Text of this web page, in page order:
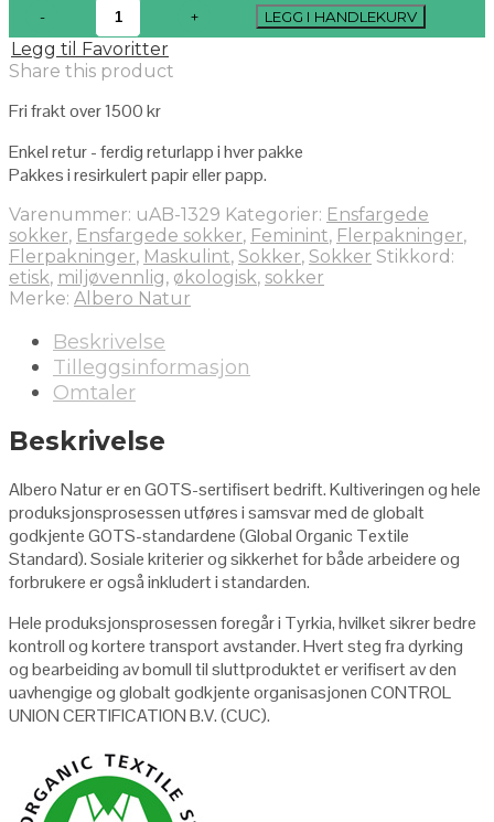
LEGG I HANDLEKURV
Legg til Favoritter
Share this product
Fri frakt over 1500 kr
Enkel retur - ferdig returlapp i hver pakke
Pakkes i resirkulert papir eller papp.
Varenummer: uAB-1329 Kategorier: Ensfargede
sokker, Ensfargede sokker, Feminint, Flerpakninger,
Flerpakninger, Maskulint, Sokker, Sokker Stikkord:
etisk, miljøvennlig, økologisk, sokker
Merke: Albero Natur
Beskrivelse
Tilleggsinformasjon
Omtaler
Beskrivelse
Albero Natur er en GOTS-sertifisert bedrift. Kultiveringen og hele
produksjonsprosessen utføres i samsvar med de globalt
godkjente GOTS-standardene (Global Organic Textile
Standard). Sosiale kriterier og sikkerhet for både arbeidere og
forbrukere er også inkludert i standarden.
Hele produksjonsprosessen foregår i Tyrkia, hvilket sikrer bedre
kontroll og kortere transport avstander. Hvert steg fra dyrking
og bearbeiding av bomull til sluttproduktet er verifisert av den
uavhengige og globalt godkjente organisasjonen CONTROL
UNION CERTIFICATION B.V. (CUC).